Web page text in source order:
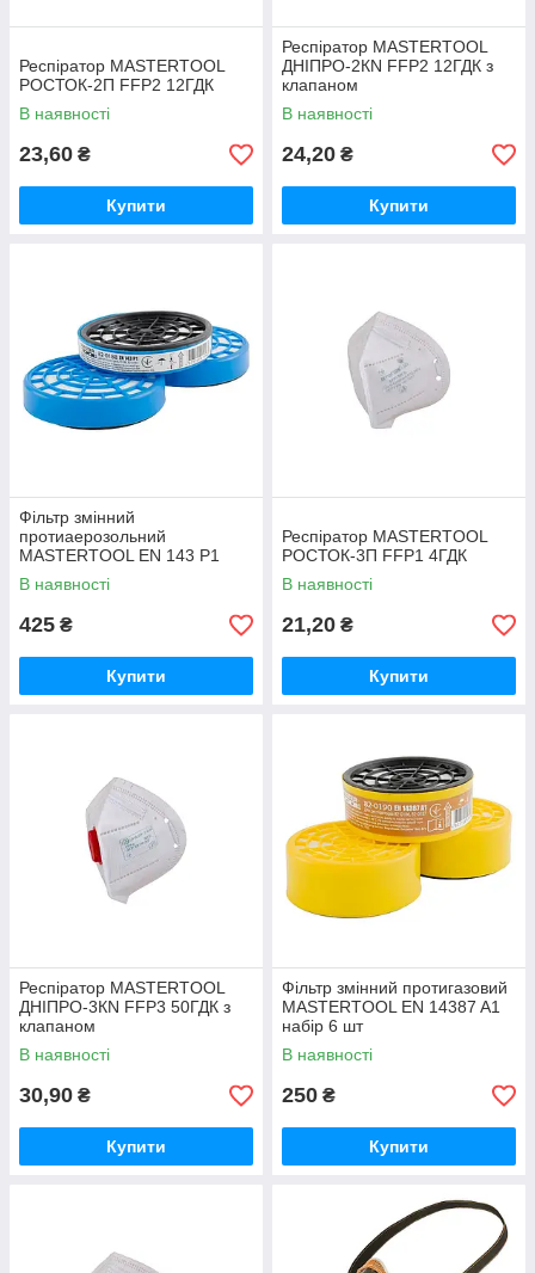
Респіратор MASTERTOOL
РОСТОК-2П FFP2 12ГДК
В наявності
23,60 ₴
Купити
Респіратор MASTERTOOL
ДНІПРО-2КN FFP2 12ГДК з
клапаном
В наявності
24,20 ₴
Купити
Фільтр змінний
протиаерозольний
MASTERTOOL EN 143 P1
набір 12 шт
В наявності
425 ₴
Купити
Респіратор MASTERTOOL
РОСТОК-3П FFP1 4ГДК
В наявності
21,20 ₴
Купити
Респіратор MASTERTOOL
ДНІПРО-3КN FFP3 50ГДК з
клапаном
В наявності
30,90 ₴
Купити
Фільтр змінний протигазовий
MASTERTOOL EN 14387 A1
набір 6 шт
В наявності
250 ₴
Купити